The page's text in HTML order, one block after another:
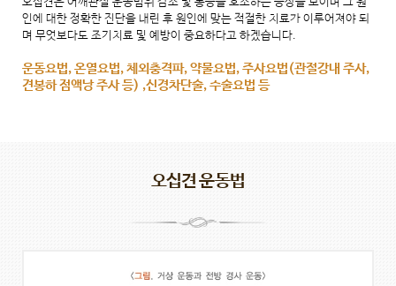
인에 대한 정확한 진단을 내린 후 원인에 맞는 적절한 치료가 이루어져야 되
며 무엇보다도 조기치료 및 예방이 중요하다고 하겠습니다.
운동요법, 온열요법, 체외충격파, 약물요법, 주사요법(관절강내 주사,
견봉하 점액낭 주사 등) ,신경차단술, 수술요법 등
오십견 운동법